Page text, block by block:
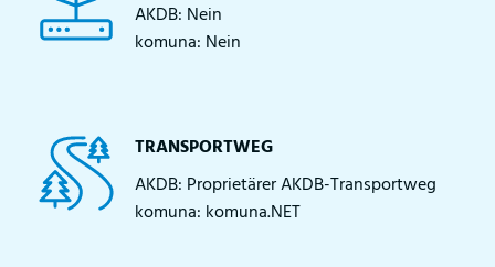
AKDB: Nein
komuna: Nein
TRANSPORTWEG
AKDB: Proprietärer AKDB-Transportweg
komuna: komuna.NET